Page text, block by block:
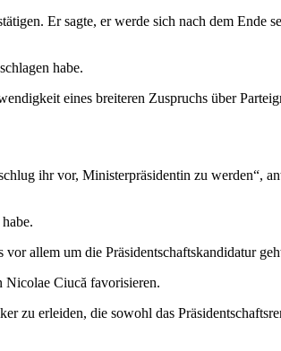
Er sagte, er werde sich nach dem Ende
habe.
eines breiteren Zuspruchs über
ihr vor, Ministerpräsidentin zu werden“,
allem um die Präsidentschaftskandidatur
Ciucă favorisieren.
zu erleiden, die sowohl das